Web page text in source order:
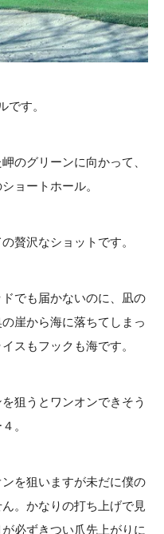
す。
のグリーンに向かって、
ョートホール。
贅沢なショットです。
でも届かないのに、凪の
崖から海に落ちてしまっ
スもフックも海です。
狙うとワンオンできそう
。
を狙いますが未だに僕の
。かなりの打ち上げで見
必ずきつい爪先上がりに